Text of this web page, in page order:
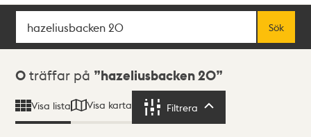
Sök
Sök
Sökresultat
0 träffar på hazeliusbacken 20
Visa lista Visa karta Filtrera